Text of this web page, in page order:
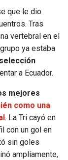
que le dio
Tras
vertebral en el
ya estaba
a Ecuador.
mejores
como una
. La Tri cayó en
con un gol en
sin goles
ampliamente,